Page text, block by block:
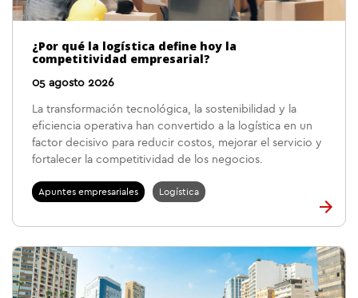
¿Por qué la logística define hoy la
competitividad empresarial?
05 agosto 2026
La transformación tecnológica, la sostenibilidad y la
eficiencia operativa han convertido a la logística en un
factor decisivo para reducir costos, mejorar el servicio y
fortalecer la competitividad de los negocios.
Apuntes empresariales Logística